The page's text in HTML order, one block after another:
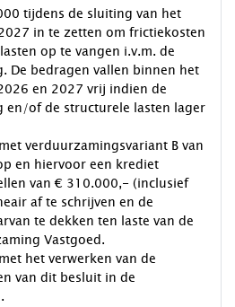
tijdens de sluiting van het
in te zetten om frictiekosten
op te vangen i.v.m. de
De bedragen vallen binnen het
en 2027 vrij indien de
en/of de structurele lasten lager
verduurzamingsvariant B van
en hiervoor een krediet
van € 310.000,- (inclusief
af te schrijven en de
te dekken ten laste van de
Vastgoed.
het verwerken van de
van dit besluit in de